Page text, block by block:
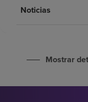
Buscar un centro
Pagar mi factura
Noticias
Mostrar